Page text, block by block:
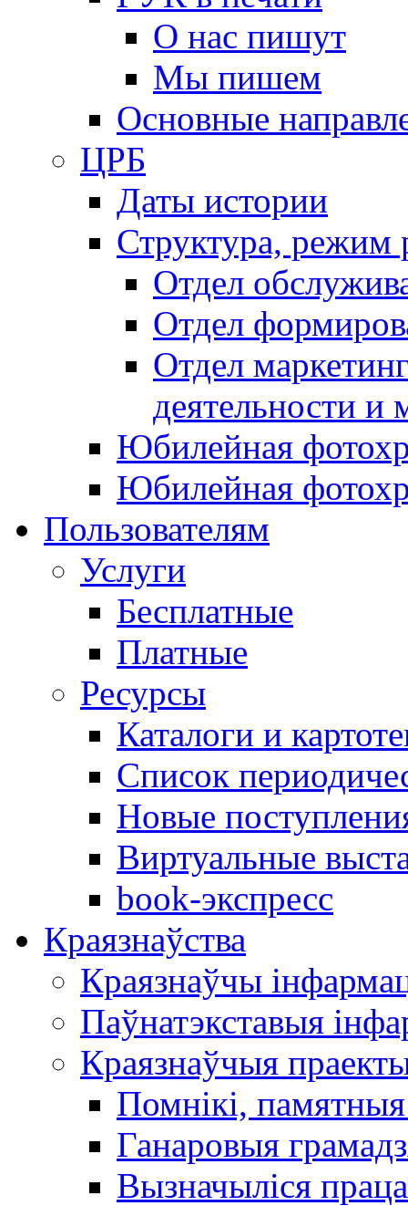
О нас пишут
Мы пишем
Основные
ЦРБ
Даты истории
Структура, режим
Отдел
Отдел
Отдел
деятельности и
Юбилейная
Юбилейная
Пользователям
Услуги
Бесплатные
Платные
Ресурсы
Каталоги и
Список
Новые
Виртуальные
book-экспресс
Краязнаўства
Краязнаўчы
Паўнатэкставыя
Краязнаўчыя
Помнікі,
Ганаровыя
Вызначыліся